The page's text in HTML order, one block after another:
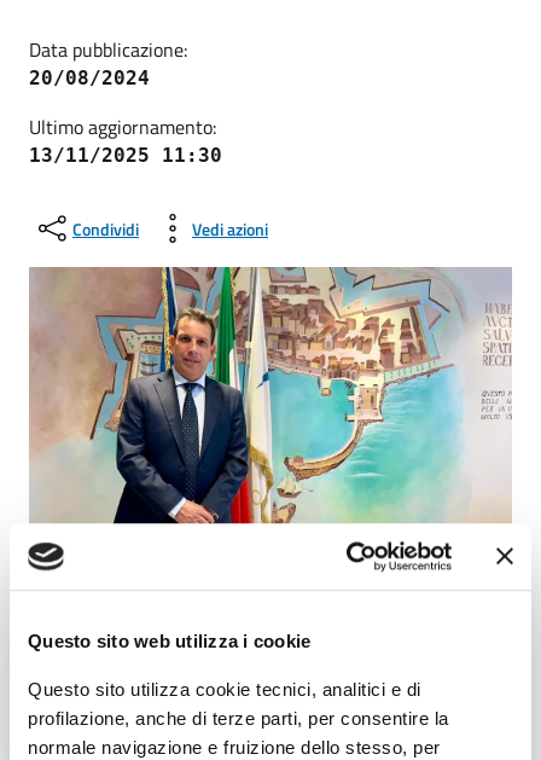
Questo sito web utilizza i cookie
Questo sito utilizza cookie tecnici, analitici e di
profilazione, anche di terze parti, per consentire la
normale navigazione e fruizione dello stesso, per
Data pubblicazione:
20/08/2024
Ultimo aggiornamento:
13/11/2025 11:30
Condividi Vedi azioni
Decreto di nomina del
280 del 12/11/2025
Dimensione file: 178.55 KBDownload file